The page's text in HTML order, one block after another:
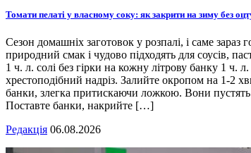
Томати пелаті у власному соку: як закрити на зиму без
Сезон домашніх заготовок у розпалі, і саме
природний смак і чудово підходять для соусів,
1 ч. л. солі без гірки на кожну літрову банку 1
хрестоподібний надріз. Залийте окропом на 1-2
банки, злегка притискаючи ложкою. Вони пустять
Поставте банки, накрийте […]
Редакція 06.08.2026